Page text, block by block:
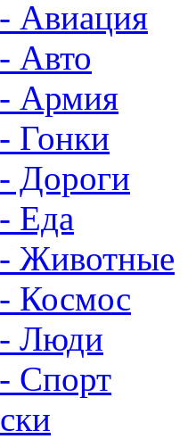
Авиация
Авто
- Армия
Гонки
Дороги
Еда
Животныe
Космос
- Люди
Спорт